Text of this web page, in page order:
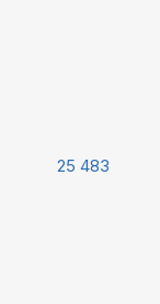
25 483